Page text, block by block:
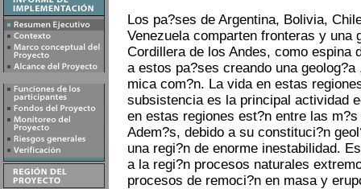
Los pa?ses de Argentina, Bolivia,
Venezuela comparten fronteras y una
Cordillera de los Andes, como espina
a estos pa?ses creando una
mica com?n. La vida en estas
subsistencia es la principal actividad
en estas regiones est?n entre las
Adem?s, debido a su constituci?n
una regi?n de enorme inestabilidad.
a la regi?n procesos naturales
procesos de remoci?n en masa y